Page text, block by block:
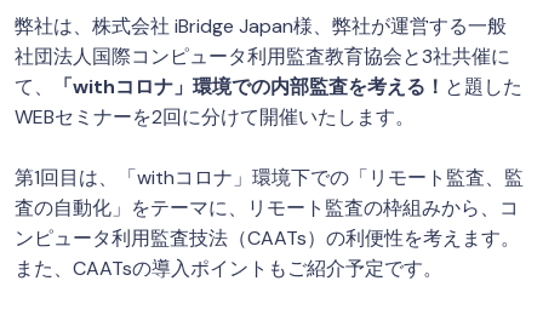
弊社は、株式会社 iBridge Japan様、弊社が運営する一般
社団法人国際コンピュータ利用監査教育協会と3社共催に
て、
「withコロナ」環境での内部監査を考える！ と題した
WEBセミナーを2回に分けて開催いたします。
第1回目は、「withコロナ」環境下での「リモート監査、監
査の自動化」をテーマに、リモート監査の枠組みから、コ
ンピュータ利用監査技法（CAATs）の利便性を考えます。
また、CAATsの導入ポイントもご紹介予定です。